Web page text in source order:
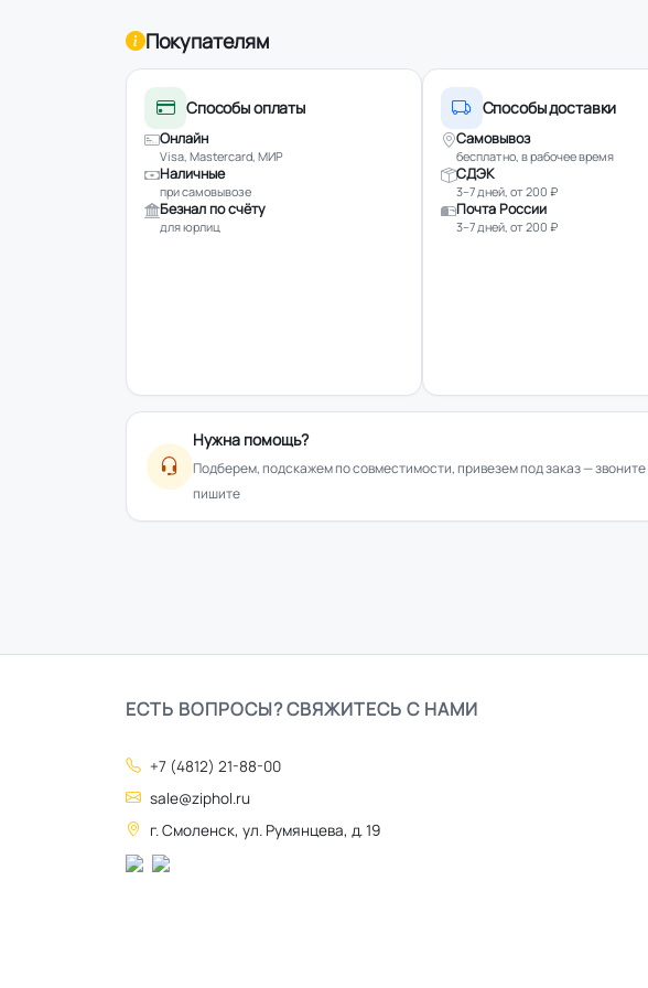
Покупателям
Способы оплаты
Онлайн
Visa, Mastercard, МИР
Наличные
при самовывозе
Безнал по счёту
для юрлиц
Способы доставки
Самовывоз
бесплатно, в рабочее время
СДЭК
3–7 дней, от 200 ₽
Почта России
3–7 дней, от 200 ₽
Нужна помощь?
Подберем, подскажем по совместимости, привезем под заказ — звоните
пишите
ЕСТЬ ВОПРОСЫ? СВЯЖИТЕСЬ С НАМИ
+7 (4812) 21-88-00
sale@ziphol.ru
г. Смоленск, ул. Румянцева, д. 19